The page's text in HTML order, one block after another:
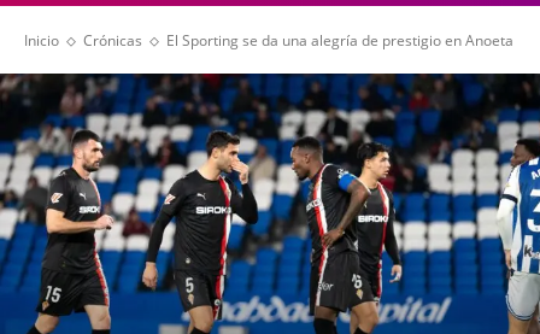
Inicio Crónicas El Sporting se da una alegría de prestigio en Anoeta